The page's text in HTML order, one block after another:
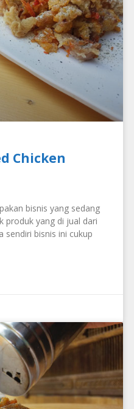
Chicken
bisnis yang sedang
produk yang di jual dari
sendiri bisnis ini cukup